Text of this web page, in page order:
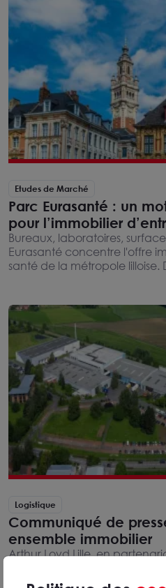
Etudes de Marché
Parc Eurasanté : un
pour l’immobilier
Bureaux, laboratoires,
Eurasanté concentre l'offre
santé de la métropole lilloise.
Logistique
Communiqué de
ensemble immobilier
Arthur Loyd Lille, en
Damartex dans la cession